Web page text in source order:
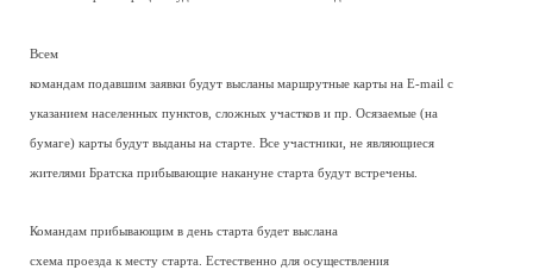
Всем
командам подавшим заявки будут высланы маршрутные карты на E-mail с
указанием населенных пунктов, сложных участков и пр. Осязаемые (на
бумаге) карты будут выданы на старте. Все участники, не являющиеся
жителями Братска прибывающие накануне старта будут встречены.
Командам прибывающим в день старта будет выслана
схема проезда к месту старта. Естественно для осуществления